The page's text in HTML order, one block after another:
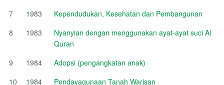
7
1983
Kependudukan, Kesehatan dan Pembangunan
8
1983
Nyanyian dengan menggunakan ayat-ayat suci Al
Quran
9
1984
Adopsi (pengangkatan anak)
10
1984
Pendayagunaan Tanah Warisan